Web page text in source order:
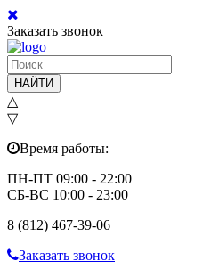
Заказать звонок
НАЙТИ
△
▽
Время работы:
ПН-ПТ 09:00 - 22:00
СБ-ВС 10:00 - 23:00
8 (812) 467-39-06
Заказать звонок